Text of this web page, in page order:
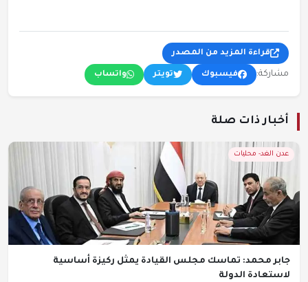
قراءة المزيد من المصدر
مشاركة: فيسبوك تويتر واتساب
أخبار ذات صلة
عدن الغد- محليات
جابر محمد: تماسك مجلس القيادة يمثل ركيزة أساسية
لاستعادة الدولة